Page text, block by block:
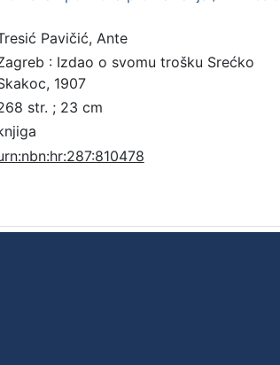
Pavičić, Ante
: Izdao o svomu trošku Srećko
1907
str. ; 23 cm